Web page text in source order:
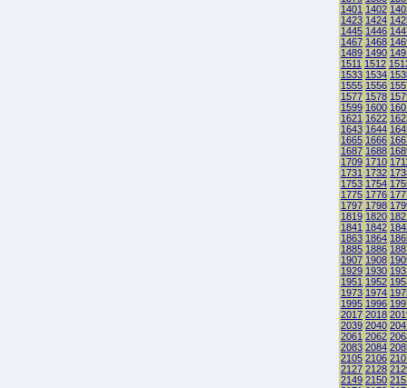
1401 1402
1423 1424
1445 1446
1467 1468
1489 1490
1511 1512
1533 1534
1555 1556
1577 1578
1599 1600
1621 1622
1643 1644
1665 1666
1687 1688
1709 1710
1731 1732
1753 1754
1775 1776
1797 1798
1819 1820
1841 1842
1863 1864
1885 1886
1907 1908
1929 1930
1951 1952
1973 1974
1995 1996
2017 2018
2039 2040
2061 2062
2083 2084
2105 2106
2127 2128
2149 2150